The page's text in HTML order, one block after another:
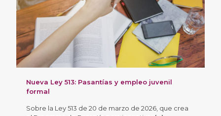
Nueva Ley 513: Pasantías y empleo juvenil
formal
Sobre la Ley 513 de 20 de marzo de 2026, que crea